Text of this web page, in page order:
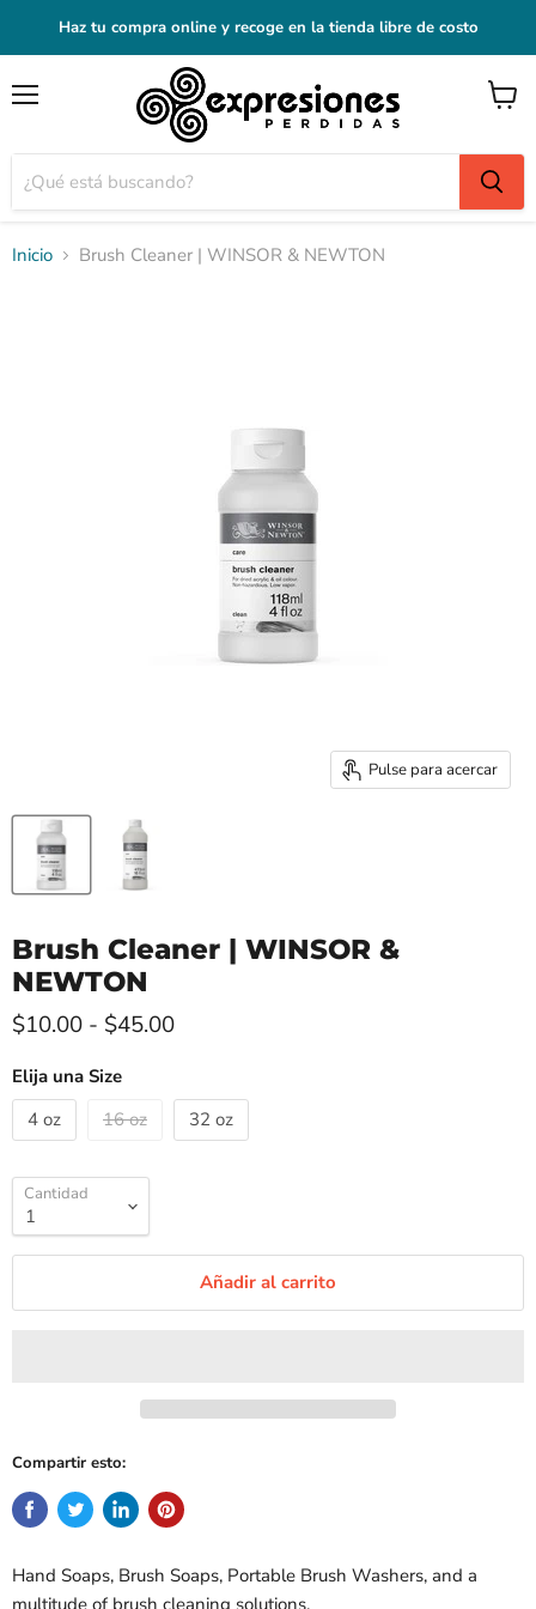
Haz tu compra online y recoge en la tienda libre de costo
Ver
Inicio Brush Cleaner | WINSOR & NEWTON
Pulse para acercar
Brush Cleaner | WINSOR &
NEWTON
$10.00 - $45.00
Elija una Size
4 oz
16 oz 32 oz
Cantidad
Añadir al carrito
Compartir esto:
Hand Soaps, Brush Soaps, Portable Brush Washers, and a